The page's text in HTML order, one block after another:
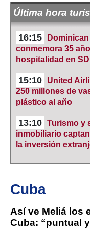
Última hora
16:15
conmemora 35
hospitalidad en SD
15:10
United
250 millones de
plástico al año
13:10 Turismo y
inmobiliario
la inversión
Cuba
Así ve Meliá los
Cuba: “puntual